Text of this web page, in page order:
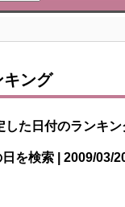
キング
した日付のランキ
を検索 | 2009/03/